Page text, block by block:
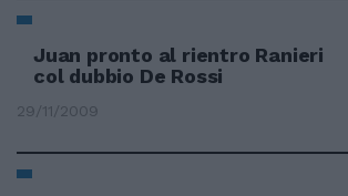
Juan pronto al rientro Ranieri
col dubbio De Rossi
29/11/2009